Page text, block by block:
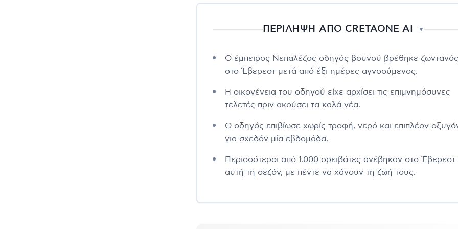
ΠΕΡΙΛΗΨΗ ΑΠΟ CRETAONE AI ▼
Ο έμπειρος Νεπαλέζος οδηγός βουνού βρέθηκε ζωντανός
στο Έβερεστ μετά από έξι ημέρες αγνοούμενος.
Η οικογένεια του οδηγού είχε αρχίσει τις επιμνημόσυνες
τελετές πριν ακούσει τα καλά νέα.
Ο οδηγός επιβίωσε χωρίς τροφή, νερό και επιπλέον
για σχεδόν μία εβδομάδα.
Περισσότεροι από 1.000 ορειβάτες ανέβηκαν στο Έβερεστ
αυτή τη σεζόν, με πέντε να χάνουν τη ζωή τους.